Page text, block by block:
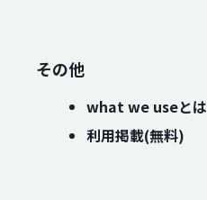
その他
what we useとは
利用掲載(無料)